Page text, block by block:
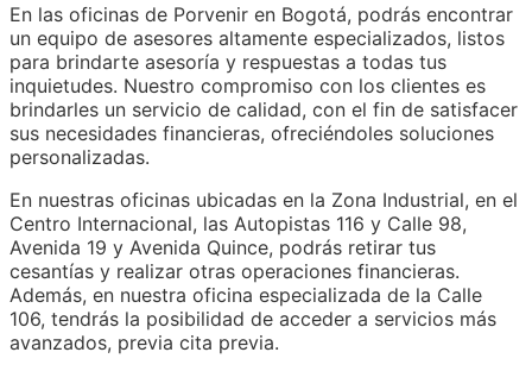
En las oficinas de Porvenir en Bogotá, podrás encontrar
un equipo de asesores altamente especializados, listos
para brindarte asesoría y respuestas a todas tus
inquietudes. Nuestro compromiso con los clientes es
brindarles un servicio de calidad, con el fin de satisfacer
sus necesidades financieras, ofreciéndoles soluciones
personalizadas.
En nuestras oficinas ubicadas en la Zona Industrial, en el
Centro Internacional, las Autopistas 116 y Calle 98,
Avenida 19 y Avenida Quince, podrás retirar tus
cesantías y realizar otras operaciones financieras.
Además, en nuestra oficina especializada de la Calle
106, tendrás la posibilidad de acceder a servicios más
avanzados, previa cita previa.